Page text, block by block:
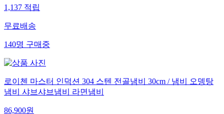
1,137적립
무료배송
140명구매중
로이첸 마스터 인덕션 304 스텐 전골냄비 30cm / 냄비 오뎅탕
냄비 샤브샤브냄비 라면냄비